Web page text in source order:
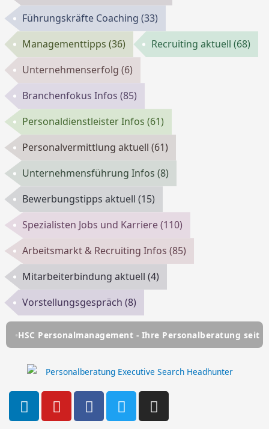
Führungskräfte Coaching(33)
Managementtipps(36) Recruiting aktuell(68)
Unternehmenserfolg(6)
Branchenfokus Infos(85)
Personaldienstleister Infos(61)
Personalvermittlung aktuell(61)
Unternehmensführung Infos(8)
Bewerbungstipps aktuell(15)
Spezialisten Jobs und Karriere(110)
Arbeitsmarkt & Recruiting Infos(85)
Mitarbeiterbindung aktuell(4)
Vorstellungsgespräch(8)
Personalmanagement - Ihre Personalberatung seit über
L
i
Y
o
F
a
T
w
I
n